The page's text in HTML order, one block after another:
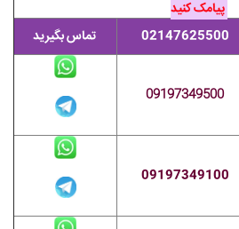
پیامک کنید
02147625500 تماس بگیرید
09197349500
09197349100